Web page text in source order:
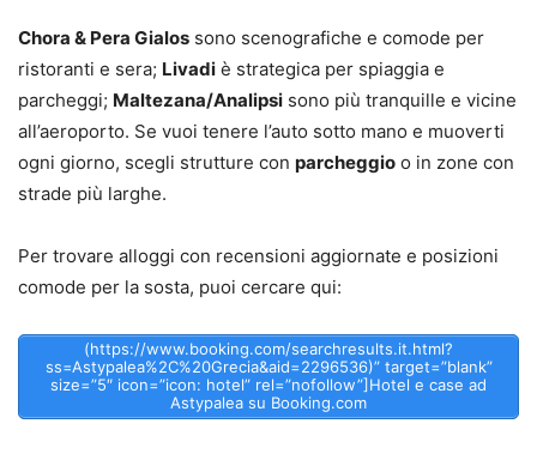
Chora & Pera Gialos sono scenografiche e comode per
ristoranti e sera; Livadi è strategica per spiaggia e
parcheggi; Maltezana/Analipsi sono più tranquille e vicine
all’aeroporto. Se vuoi tenere l’auto sotto mano e muoverti
ogni giorno, scegli strutture con parcheggio o in zone con
strade più larghe.
Per trovare alloggi con recensioni aggiornate e posizioni
comode per la sosta, puoi cercare qui:
(https://www.booking.com/searchresults.it.html?
ss=Astypalea%2C%20Grecia&aid=2296536)” target=”blank”
size=”5″ icon=”icon: hotel” rel=”nofollow”]Hotel e case ad
Astypalea su Booking.com